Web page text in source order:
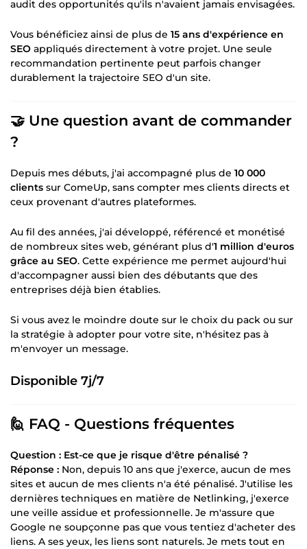
audit des opportunités qu'ils n'avaient jamais envisagées.
Vous bénéficiez ainsi de plus de 15 ans d'expérience en
SEO appliqués directement à votre projet. Une seule
recommandation pertinente peut parfois changer
durablement la trajectoire SEO d'un site.
🤝 Une question avant de commander
?
Depuis mes débuts, j'ai accompagné plus de 10 000
clients sur ComeUp, sans compter mes clients directs et
ceux provenant d'autres plateformes.
Au fil des années, j'ai développé, référencé et monétisé
de nombreux sites web, générant plus d'1 million d'euros
grâce au SEO. Cette expérience me permet aujourd'hui
d'accompagner aussi bien des débutants que des
entreprises déjà bien établies.
Si vous avez le moindre doute sur le choix du pack ou sur
la stratégie à adopter pour votre site, n'hésitez pas à
m'envoyer un message.
Disponible 7j/7
🙋 FAQ - Questions fréquentes
Question : Est-ce que je risque d'être pénalisé ?
Réponse : Non, depuis 10 ans que j'exerce, aucun de mes
sites et aucun de mes clients n'a été pénalisé. J'utilise les
dernières techniques en matière de Netlinking, j'exerce
une veille assidue et professionnelle. Je m'assure que
Google ne soupçonne pas que vous tentiez d'acheter des
liens. A ses yeux, les liens sont naturels. Je mets tout en